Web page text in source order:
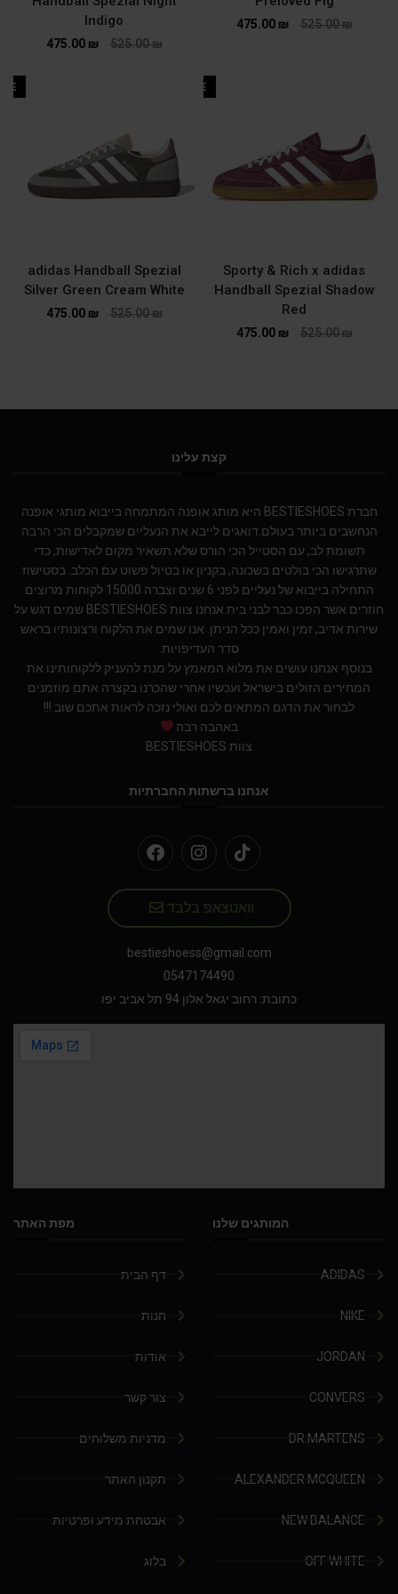
525.00₪
475.00 ₪
Indigo
525.00₪
475.00 ₪
SALE
Sporty & Rich x adidas
Handball Spezial Shadow
Red
525.00₪
475.00 ₪
adidas Handball Spezial
Silver Green Cream White
525.00₪
475.00 ₪
קצת עלינו
חברת BESTIESHOES היא מותג אופנה המתמחה בייבוא מותגי אופנה
הנחשבים ביותר בעולם.דואגים לייבא את הנעליים שמקבלים הכי הרבה
תשומת לב, עם הסטייל הכי הורס שלא תשאיר מקום לאדישות, כדי
שתרגישו הכי בולטים בשכונה, בקניון או בטיול פשוט עם הכלב. בסטישוז
התחילה בייבוא של נעליים לפני 6 שנים וצברה 15000 לקוחות מרוצים
חוזרים אשר הפכו כבר לבני בית.אנחנו צוות BESTIESHOES שמים דגש על
שירות אדיב, זמין ואמין ככל הניתן. אנו שמים את הלקוח ורצונותיו בראש
סדר העדיפויות.
בנוסף אנחנו עושים את מלוא המאמץ על מנת להעניק ללקוחותינו את
המחירים הזולים בישראל.ועכשיו אחרי שהכרנו בקצרה אתם מוזמנים
לבחור את הדגם המתאים לכם ואולי נזכה לראות אתכם שוב !!!
באהבה רבה
צוות BESTIESHOES
אנחנו ברשתות החברתיות
וואטצאפ בלבד
bestieshoess@gmail.com
0547174490
כתובת: רחוב יגאל אלון 94 תל אביב יפו
המותגים שלנו
ADIDAS
NIKE
JORDAN
CONVERS
DR.MARTENS
ALEXANDER MCQUEEN
NEW BALANCE
OFF WHITE
מפת האתר
דף הבית
חנות
אודות
צור קשר
מדניות משלוחים
תקנון האתר
אבטחת מידע ופרטיות
בלוג